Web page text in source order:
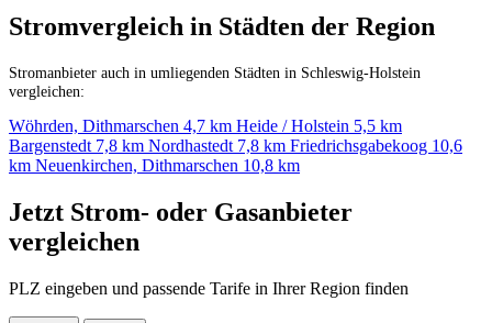
Stromvergleich in Städten der Region
Stromanbieter auch in umliegenden Städten in Schleswig-Holstein
vergleichen:
Wöhrden, Dithmarschen 4,7 km Heide / Holstein 5,5 km
Bargenstedt 7,8 km Nordhastedt 7,8 km Friedrichsgabekoog 10,6
km Neuenkirchen, Dithmarschen 10,8 km
Jetzt Strom- oder Gasanbieter
vergleichen
PLZ eingeben und passende Tarife in Ihrer Region finden